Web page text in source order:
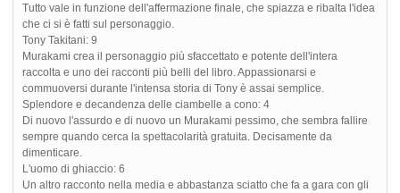
Tutto vale in funzione dell'affermazione finale, che spiazza e ribalta l'idea
che ci si è fatti sul personaggio.
Tony Takitani: 9
Murakami crea il personaggio più sfaccettato e potente dell'intera
raccolta e uno dei racconti più belli del libro. Appassionarsi e
commuoversi durante l'intensa storia di Tony è assai semplice.
Splendore e decandenza delle ciambelle a cono: 4
Di nuovo l'assurdo e di nuovo un Murakami pessimo, che sembra fallire
sempre quando cerca la spettacolarità gratuita. Decisamente da
dimenticare.
L'uomo di ghiaccio: 6
Un altro racconto nella media e abbastanza sciatto che fa a gara con gli